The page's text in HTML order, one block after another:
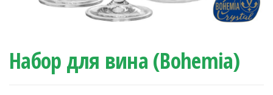
Набор для вина (Bohemia)